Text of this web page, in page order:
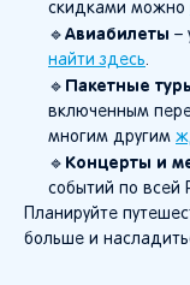
скидками можно
🔹 Авиабилеты –
найти здесь.
🔹 Пакетные
включенным
многим другим
🔹 Концерты и
событий по всей
Планируйте
больше и